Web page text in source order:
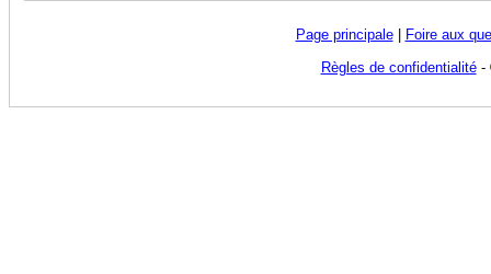
Page principale| Foire aux
Règles de confidentialité-